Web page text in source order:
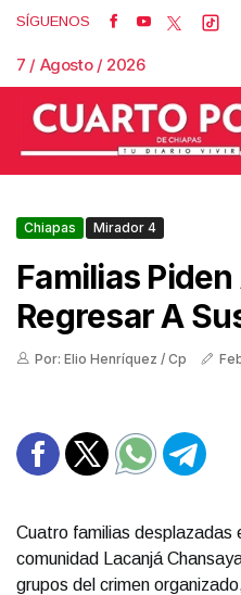
SÍGUENOS
7 / Agosto / 2026
Chiapas Mirador 4
Familias
Regresar A
Por: Elio Henríquez / Cp
Cuatro familias desplazadas
comunidad Lacanjá
grupos del crimen